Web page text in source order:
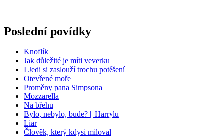
Poslední povídky
Knoflík
Jak důležité je míti veverku
I Jedi si zaslouží trochu potěšení
Otevřené moře
Proměny pana Simpsona
Mozzarella
Na břehu
Bylo, nebylo, bude? || Harrylu
Liar
Člověk, který kdysi miloval